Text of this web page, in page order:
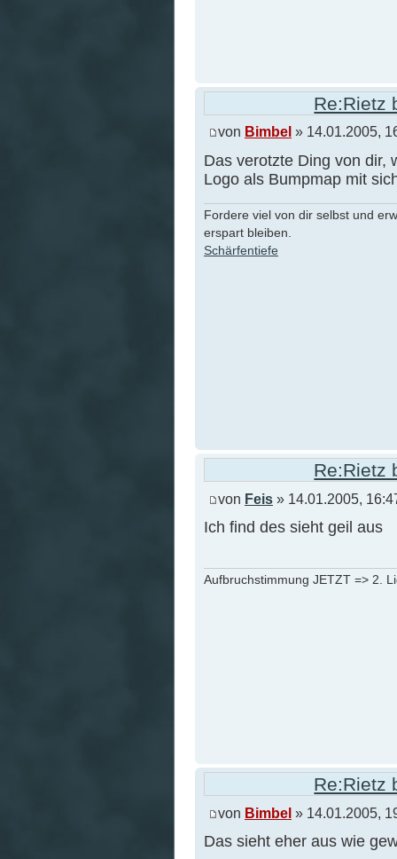
Re:Rietz
von Bimbel » 14.01.2005,
Das verotzte Ding von dir,
Logo als Bumpmap mit
Fordere viel von dir selbst und
erspart bleiben.
Schärfentiefe
Re:Rietz
von Feis » 14.01.2005,
Ich find des sieht geil aus
Aufbruchstimmung JETZT => 2.
Re:Rietz
von Bimbel » 14.01.2005,
Das sieht eher aus wie